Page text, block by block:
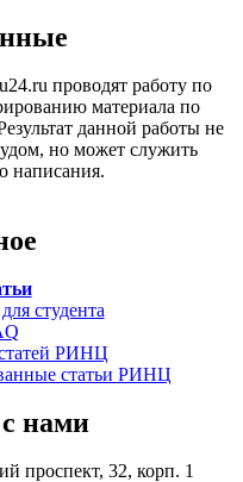
проводят работу по
материала по
данной работы не
но может служить
написания.
студента
РИНЦ
статьи РИНЦ
нами
проспект, 32, корп. 1